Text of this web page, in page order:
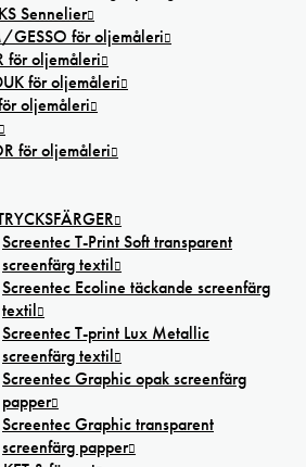
Sennelier
GESSO för oljemåleri
för oljemåleri
för oljemåleri
oljemåleri
för oljemåleri
Screentec T-Print Soft transparent
screenfärg textil
Screentec Ecoline täckande screenfärg
textil
Screentec T-print Lux Metallic
screenfärg textil
Screentec Graphic opak screenfärg
papper
Screentec Graphic transparent
screenfärg papper